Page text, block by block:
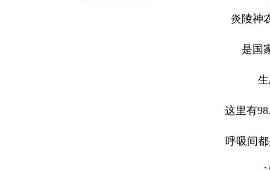
炎陵神
是国
这里有
呼吸间